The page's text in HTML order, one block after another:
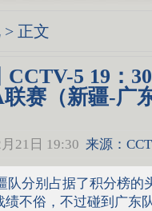
> 正文
CCTV-5 19：30
赛（新疆-广
21日 19:30 来源：
队分别占据了积分榜的
不俗，不过碰到广东